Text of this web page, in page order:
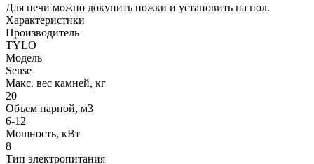
Для печи можно докупить ножки и установить на пол.
Характеристики
Производитель
TYLO
Модель
Sense
Макс. вес камней, кг
20
Oбъем парной, м3
6-12
Мощность, кВт
8
Тип электропитания